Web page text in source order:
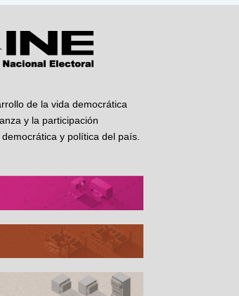
de la vida democrática
y la participación
y política del país.